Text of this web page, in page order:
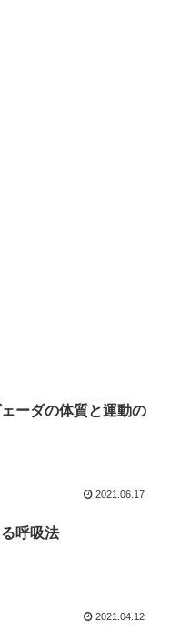
ーダの体質と運動の
2021.06.17
呼吸法
2021.04.12